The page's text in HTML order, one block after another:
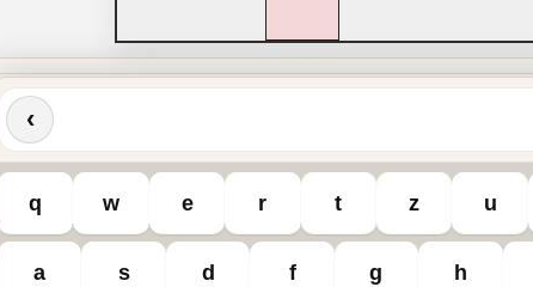
zu schwer?
Kreuzworträtsel Sudoku
‹
q w e r t z u
a s d f g h